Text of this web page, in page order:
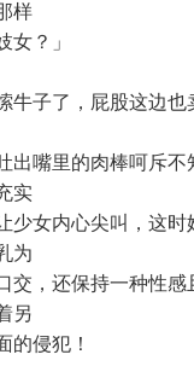
样
女？」
子了，屁股这边也
嘴里的肉棒呵斥不
实
少女内心尖叫，这时
为
交，还保持一种性感
另
的侵犯！